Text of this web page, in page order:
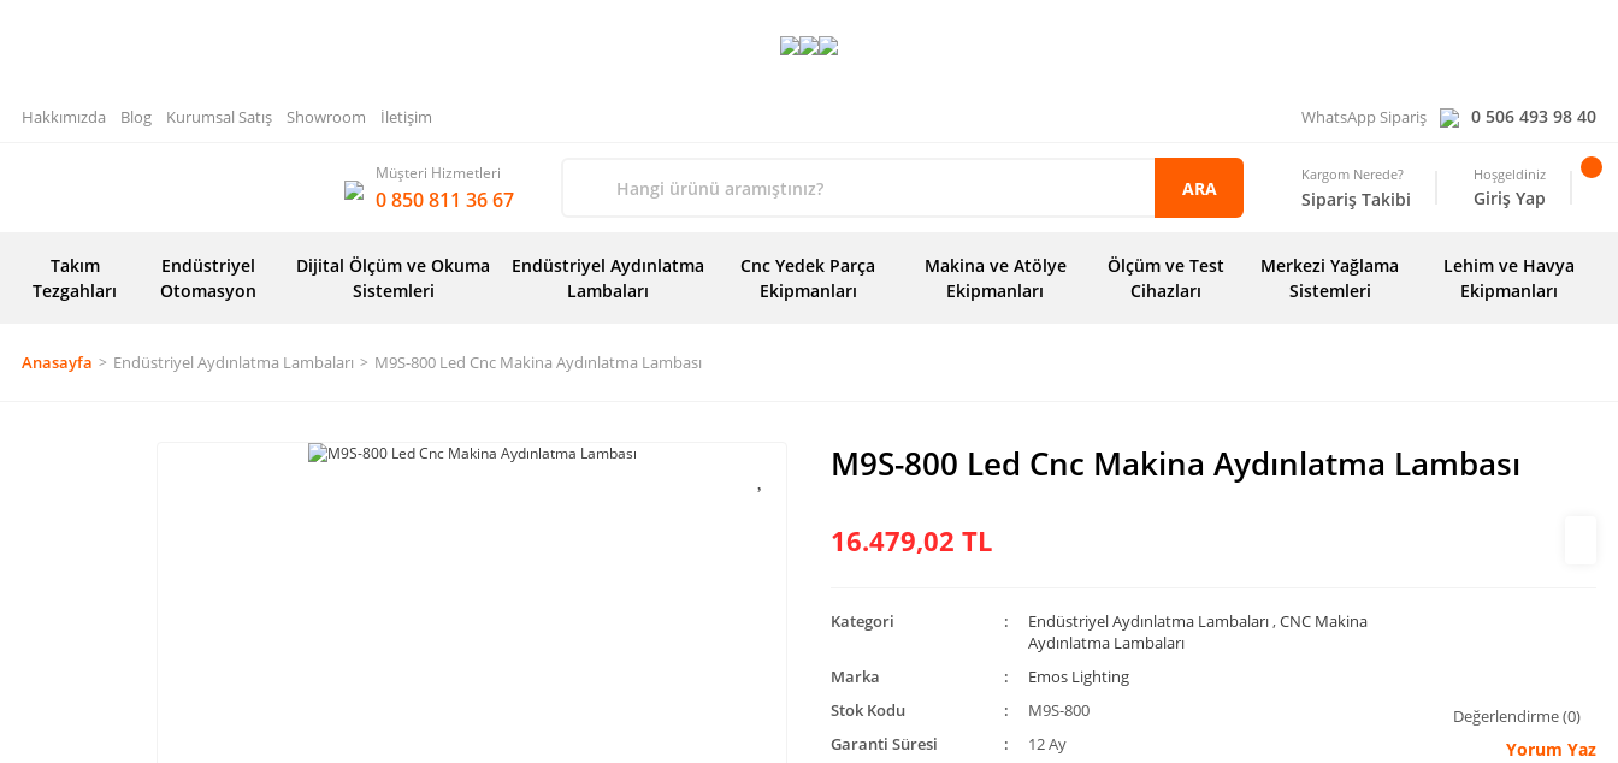
Hakkımızda Blog Kurumsal Satış Showroom İletişim WhatsApp Sipariş 0 506 493 98 40
Müşteri Hizmetleri
0 850 811 36 67 ARA
Kargom Nerede?
Sipariş Takibi
Hoşgeldiniz
Giriş Yap
Takım
Tezgahları
Endüstriyel
Otomasyon
Dijital Ölçüm ve Okuma
Sistemleri
Endüstriyel Aydınlatma
Lambaları
Cnc Yedek Parça
Ekipmanları
Makina ve Atölye
Ekipmanları
Ölçüm ve Test
Cihazları
Merkezi Yağlama
Sistemleri
Lehim ve Havya
Ekipmanları
Anasayfa Endüstriyel Aydınlatma Lambaları M9S-800 Led Cnc Makina Aydınlatma Lambası
M9S-800 Led Cnc Makina Aydınlatma Lambası
16.479,02 TL
Kategori Endüstriyel Aydınlatma Lambaları,CNC Makina
Aydınlatma Lambaları
Marka
Emos Lighting
Stok Kodu
M9S-800
Garanti Süresi
12 Ay
Değerlendirme (0)
Yorum Yaz